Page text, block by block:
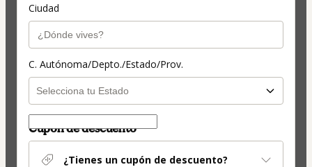
Ciudad
C. Autónoma/Depto./Estado/Prov.
Cupón de descuento
¿Tienes un cupón de descuento?